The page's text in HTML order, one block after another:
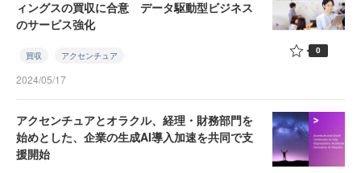
ィングスの買収に合意 データ駆動型ビジネス
のサービス強化
買収 アクセンチュア
2024/05/17
0
アクセンチュアとオラクル、経理・財務部門を
始めとした、企業の生成AI導入加速を共同で支
援開始